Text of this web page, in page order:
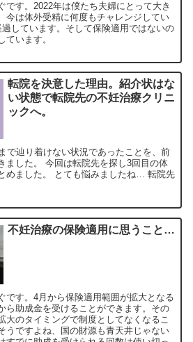
です。2022年は僕たち夫婦にとって大き
今は体外受精に何度もチャレンジしてい
しています。そして保険適用ではないの
ています。
転院を決意した理由。紹介状はな
い状態で転院先の不妊治療クリニ
ックへ。
で辿り着けない状況であったことを、前
ました。 今回は転院先を探し3回目の体
めました。 とても悩みましたね… 転院先
不妊治療の保険適用に思うこと…
です。4月から保険適用範囲が拡大となる
ら助成金を受けることができます。その
大のタイミングで制度としてなくなるこ
うですよね、国の財源も青天井じゃない